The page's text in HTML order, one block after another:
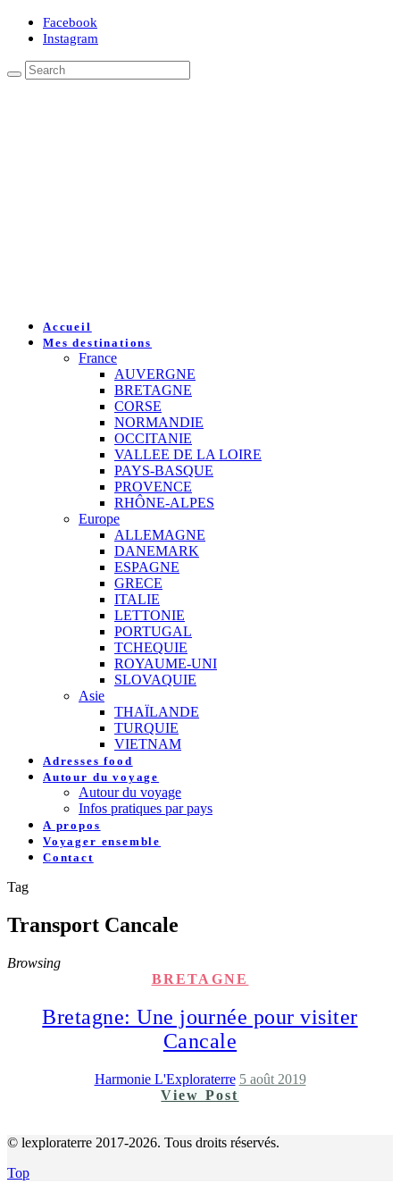
Facebook
Instagram
Accueil
Mes destinations
France
AUVERGNE
BRETAGNE
CORSE
NORMANDIE
OCCITANIE
VALLEE DE LA LOIRE
PAYS-BASQUE
PROVENCE
RHÔNE-ALPES
Europe
ALLEMAGNE
DANEMARK
ESPAGNE
GRECE
ITALIE
LETTONIE
PORTUGAL
TCHEQUIE
ROYAUME-UNI
SLOVAQUIE
Asie
THAÏLANDE
TURQUIE
VIETNAM
Adresses food
Autour du voyage
Autour du voyage
Infos pratiques par pays
A propos
Voyager ensemble
Contact
Tag
Transport Cancale
Browsing
BRETAGNE
Bretagne: Une journée pour visiter
Cancale
Harmonie L'Exploraterre 5 août 2019
View Post
© lexploraterre 2017-2026. Tous droits réservés.
Top